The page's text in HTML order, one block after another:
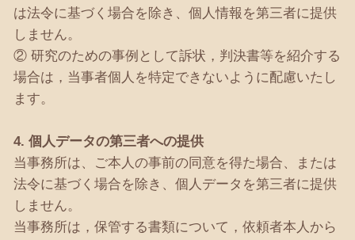
は法令に基づく場合を除き、個人情報を第三者に提供
しません。
② 研究のための事例として訴状，判決書等を紹介する
場合は，当事者個人を特定できないように配慮いたし
ます。
4. 個人データの第三者への提供
当事務所は、ご本人の事前の同意を得た場合、または
法令に基づく場合を除き、個人データを第三者に提供
しません。
当事務所は，保管する書類について，依頼者本人から